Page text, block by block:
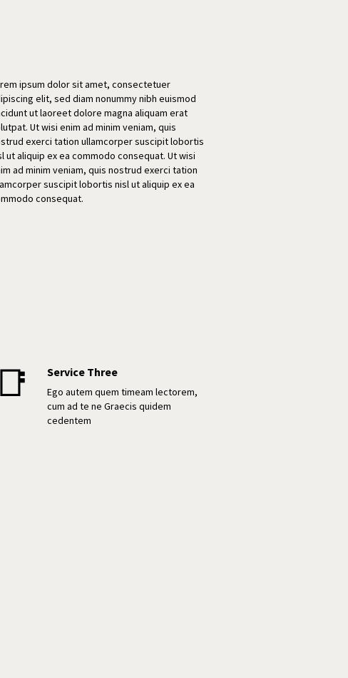
ipsum dolor sit amet, consectetuer
elit, sed diam nonummy nibh euismod
ut laoreet dolore magna aliquam erat
Ut wisi enim ad minim veniam, quis
exerci tation ullamcorper suscipit lobortis
ut aliquip ex ea commodo consequat. Ut wisi
ad minim veniam, quis nostrud exerci tation
suscipit lobortis nisl ut aliquip ex ea
consequat.
📑 Service Three
Ego autem quem timeam lectorem,
cum ad te ne Graecis quidem
cedentem